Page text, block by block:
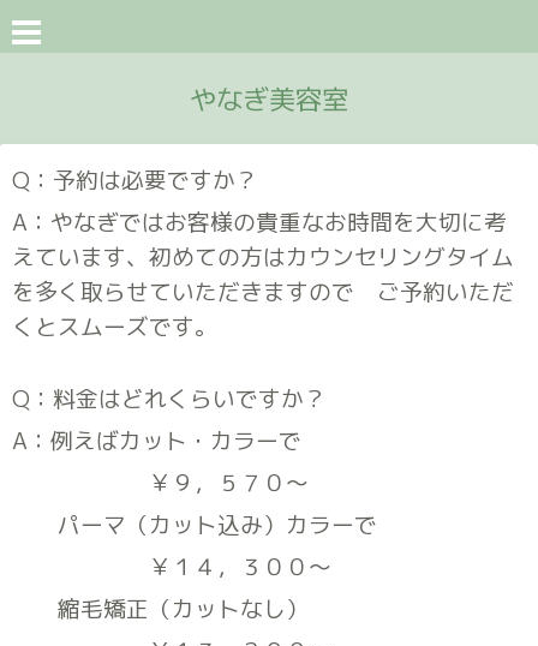
やなぎ美容室
Q：予約は必要ですか？
A：やなぎではお客様の貴重なお時間を大切に考
えています、初めての方はカウンセリングタイム
を多く取らせていただきますので ご予約いただ
くとスムーズです。
Q：料金はどれくらいですか？
A：例えばカット・カラーで
￥９，５７０〜
パーマ（カット込み）カラーで
￥１４，３００〜
縮毛矯正（カットなし）